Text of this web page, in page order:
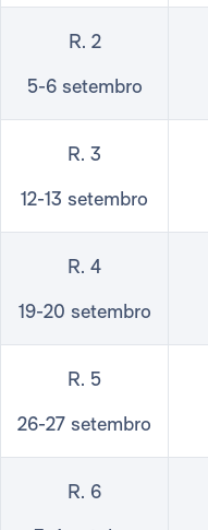
R. 2
5-6 setembro
R. 3
12-13 setembro
R. 4
19-20 setembro
R. 5
26-27 setembro
R. 6